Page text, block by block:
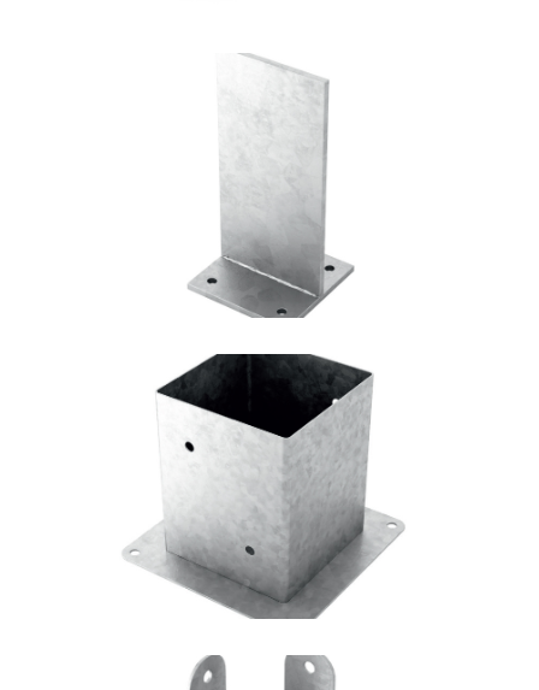
Portapilastro TYP F70
Portapilastro TYP F50
ROTHOBLAAS